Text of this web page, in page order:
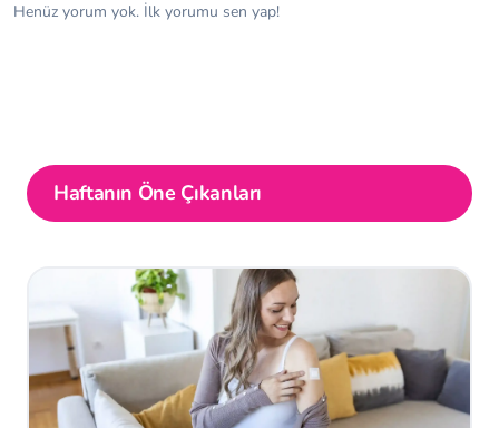
Henüz yorum yok. İlk yorumu sen yap!
Haftanın Öne Çıkanları